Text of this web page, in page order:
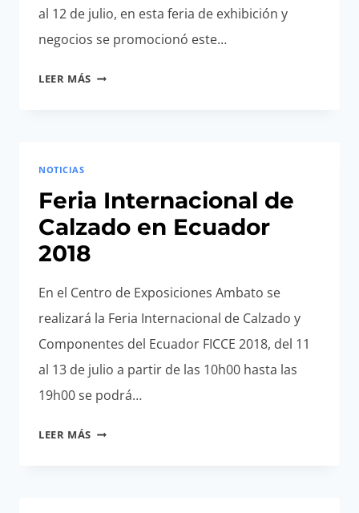
al 12 de julio, en esta feria de exhibición y
negocios se promocionó este…
LEER MÁS FERIA
FICCE
NOTICIAS
Feria Internacional de
Calzado en Ecuador
2018
En el Centro de Exposiciones Ambato se
realizará la Feria Internacional de Calzado y
Componentes del Ecuador FICCE 2018, del 11
al 13 de julio a partir de las 10h00 hasta las
19h00 se podrá…
LEER MÁS FERIA